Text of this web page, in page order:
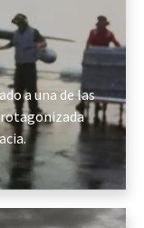
a una de las